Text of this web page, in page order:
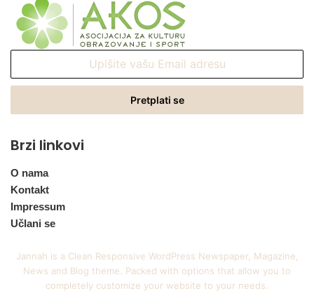
Email
Brzi linkovi
O nama
Kontakt
Impressum
Učlani se
Jannah is a Clean Responsive WordPress Newspaper, Magazine,
News and Blog theme. Packed with options that allow you to
completely customize your website to your needs.